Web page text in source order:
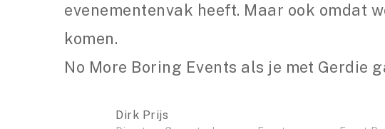
evenementenvak heeft. Maar ook omdat
komen.
No More Boring Events als je met Gerdie
Dirk Prijs